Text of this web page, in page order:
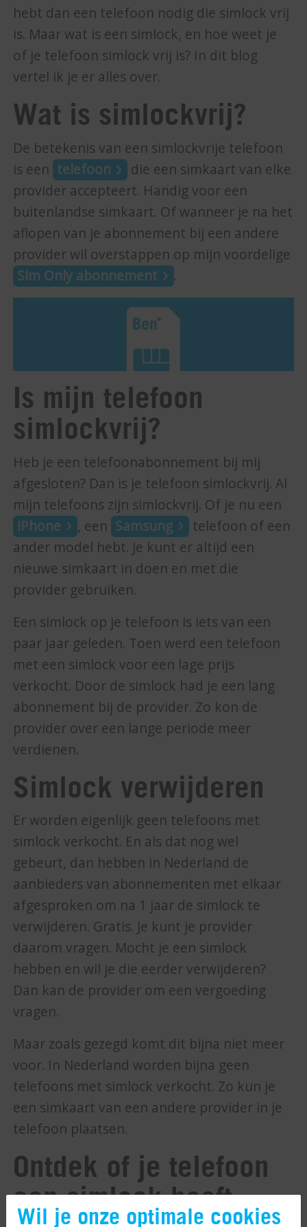
hebt dan een telefoon nodig die simlock vrij
is. Maar wat is een simlock, en hoe weet je
of je telefoon simlock vrij is? In dit blog
vertel ik je er alles over.
Wat is simlockvrij?
De betekenis van een simlockvrije telefoon
is een telefoon
die een simkaart van elke
provider accepteert. Handig voor een
buitenlandse simkaart. Of wanneer je na het
aflopen van je abonnement bij een andere
provider wil overstappen op mijn voordelige
Sim Only abonnement
.
Is mijn telefoon
simlockvrij?
Heb je een telefoonabonnement bij mij
afgesloten? Dan is je telefoon simlockvrij. Al
mijn telefoons zijn simlockvrij. Of je nu een
iPhone
, een Samsung
telefoon of een
ander model hebt. Je kunt er altijd een
nieuwe simkaart in doen en met die
provider gebruiken.
Een simlock op je telefoon is iets van een
paar jaar geleden. Toen werd een telefoon
met een simlock voor een lage prijs
verkocht. Door de simlock had je een lang
abonnement bij de provider. Zo kon de
provider over een lange periode meer
verdienen.
Simlock verwijderen
Er worden eigenlijk geen telefoons met
simlock verkocht. En als dat nog wel
gebeurt, dan hebben in Nederland de
aanbieders van abonnementen met elkaar
afgesproken om na 1 jaar de simlock te
verwijderen. Gratis. Je kunt je provider
daarom vragen. Mocht je een simlock
hebben en wil je die eerder verwijderen?
Dan kan de provider om een vergoeding
vragen.
Maar zoals gezegd komt dit bijna niet meer
voor. In Nederland worden bijna geen
telefoons met simlock verkocht. Zo kun je
een simkaart van een andere provider in je
telefoon plaatsen.
Ontdek of je telefoon
een simlock heeft
Wil je onze optimale cookies